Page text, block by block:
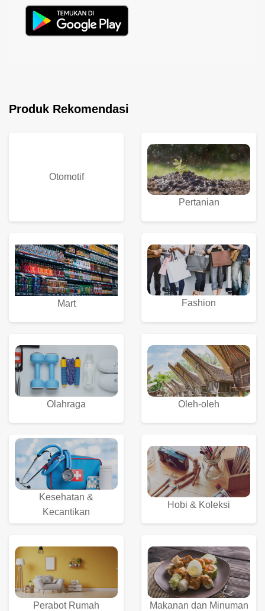
Produk Rekomendasi
Otomotif
Pertanian
Mart Fashion
Olahraga Oleh-oleh
Kesehatan &
Kecantikan
Hobi & Koleksi
Perabot Rumah Makanan dan Minuman